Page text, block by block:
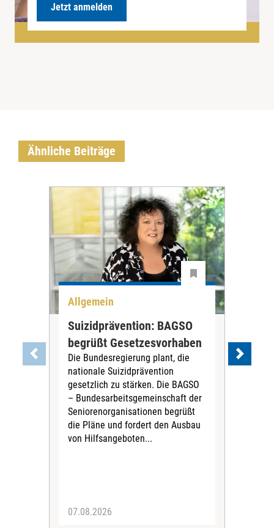
Jetzt anmelden
Ähnliche Beiträge
Allgemein
Suizidprävention: BAGSO
begrüßt Gesetzesvorhaben
Die Bundesregierung plant, die
nationale Suizidprävention
gesetzlich zu stärken. Die BAGSO
– Bundesarbeitsgemeinschaft der
Seniorenorganisationen begrüßt
die Pläne und fordert den Ausbau
von Hilfsangeboten...
07.08.2026